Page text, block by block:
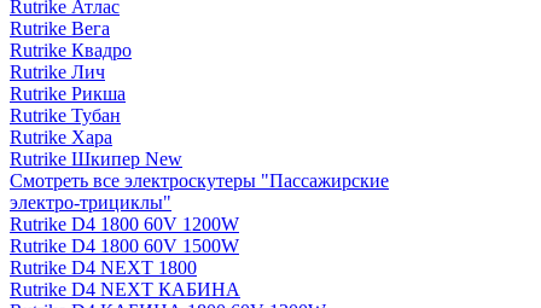
Rutrike Атлас
Rutrike Вега
Rutrike Квадро
Rutrike Лич
Rutrike Рикша
Rutrike Тубан
Rutrike Хара
Rutrike Шкипер New
Смотреть все электро­скутеры "Пассажирские
электро‑трициклы"
Rutrike D4 1800 60V 1200W
Rutrike D4 1800 60V 1500W
Rutrike D4 NEXT 1800
Rutrike D4 NEXT КАБИНА